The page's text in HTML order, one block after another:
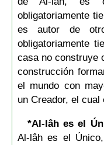
obligatoriamente
es autor de
obligatoriamente
casa no construye
construcción
el mundo con
un Creador, el cual
*Al-lâh es el
Al-lâh es el